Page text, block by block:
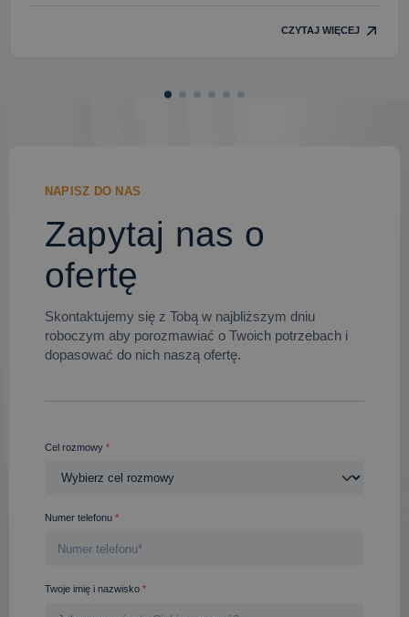
CZYTAJ WIĘCEJ
NAPISZ DO NAS
Zapytaj nas o
ofertę
Skontaktujemy się z Tobą w najbliższym dniu
roboczym aby porozmawiać o Twoich potrzebach i
dopasować do nich naszą ofertę.
Cel rozmowy*
Numer telefonu*
Twoje imię i nazwisko*